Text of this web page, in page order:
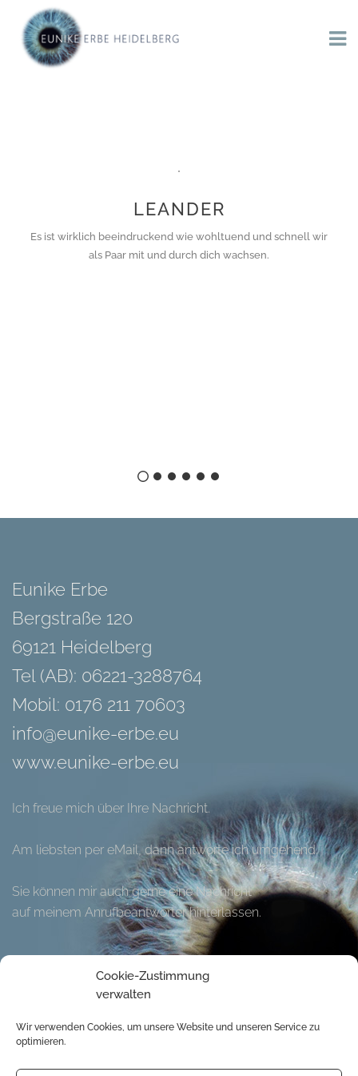
Cookie-Zustimmung
verwalten
Wir verwenden Cookies, um unsere Website und unseren Service zu
optimieren.
LEANDER
Es ist wirklich beeindruckend wie wohltuend und schnell wir
als Paar mit und durch dich wachsen.
Eunike Erbe
Bergstraße 120
69121 Heidelberg
Tel (AB): 06221-3288764
Mobil: 0176 211 70603
info@eunike-erbe.eu
www.eunike-erbe.eu
Ich freue mich über Ihre Nachricht.
Am liebsten per eMail, dann antworte ich umgehend.
Sie können mir auch gerne eine Nachricht
auf meinem Anrufbeantworter hinterlassen.
Hier können Sie meinen Flyer herunter laden.